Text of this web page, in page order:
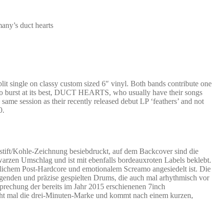
duct hearts
single on classy custom sized 6″ vinyl. Both bands contribute one
burst at its best, DUCT HEARTS, who usually have their songs
session as their recently released debut LP ‘feathers’ and not
Kohle-Zeichnung besiebdruckt, auf dem Backcover sind die
Umschlag und ist mit ebenfalls bordeauxroten Labels beklebt.
Post-Hardcore und emotionalem Screamo angesiedelt ist. Die
und präzise gespielten Drums, die auch mal arhythmisch vor
der bereits im Jahr 2015 erschienenen 7inch
mal die drei-Minuten-Marke und kommt nach einem kurzen,